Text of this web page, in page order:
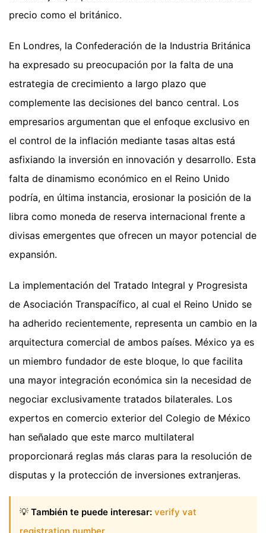
precio como el británico.
En Londres, la Confederación de la Industria Británica
ha expresado su preocupación por la falta de una
estrategia de crecimiento a largo plazo que
complemente las decisiones del banco central. Los
empresarios argumentan que el enfoque exclusivo en
el control de la inflación mediante tasas altas está
asfixiando la inversión en innovación y desarrollo. Esta
falta de dinamismo económico en el Reino Unido
podría, en última instancia, erosionar la posición de la
libra como moneda de reserva internacional frente a
divisas emergentes que ofrecen un mayor potencial de
expansión.
La implementación del Tratado Integral y Progresista
de Asociación Transpacífico, al cual el Reino Unido se
ha adherido recientemente, representa un cambio en la
arquitectura comercial de ambos países. México ya es
un miembro fundador de este bloque, lo que facilita
una mayor integración económica sin la necesidad de
negociar exclusivamente tratados bilaterales. Los
expertos en comercio exterior del Colegio de México
han señalado que este marco multilateral
proporcionará reglas más claras para la resolución de
disputas y la protección de inversiones extranjeras.
💡 También te puede interesar: verify vat